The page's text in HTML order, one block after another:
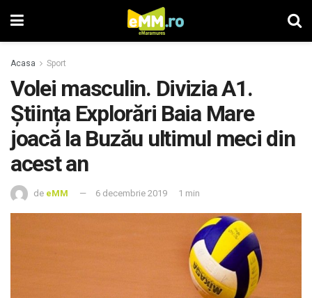
Acasa Sport
Volei masculin. Divizia A1.
Știința Explorări Baia Mare
joacă la Buzău ultimul meci din
acest an
de eMM 6 decembrie 2019 1 min